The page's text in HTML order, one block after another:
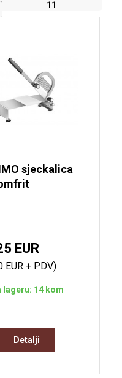
11
sjeckalica
EUR
EUR + PDV)
lageru: 14 kom
Detalji